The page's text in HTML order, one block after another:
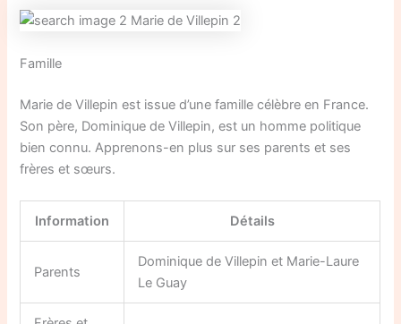
Famille
Marie de Villepin est issue d’une famille célèbre en France.
Son père, Dominique de Villepin, est un homme politique
bien connu. Apprenons-en plus sur ses parents et ses
frères et sœurs.
Information Détails
Parents
Dominique de Villepin et Marie-Laure
Le Guay